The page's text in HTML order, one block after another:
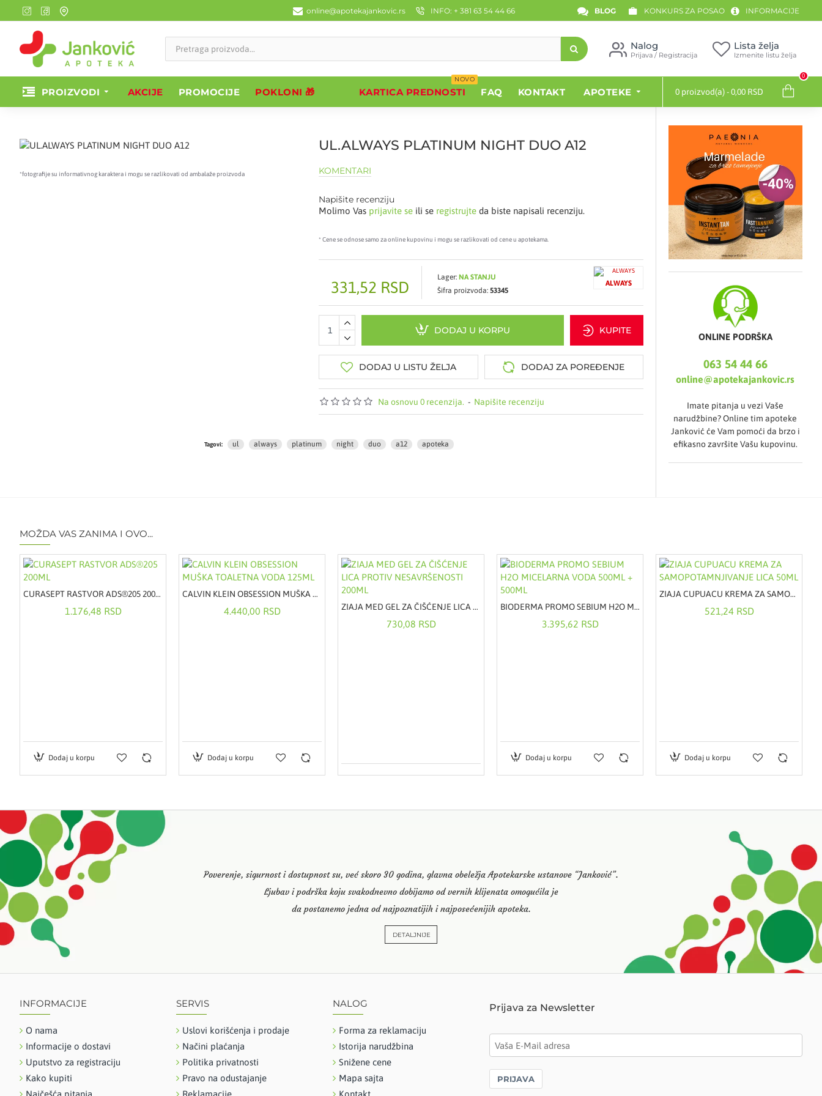
online@apotekajankovic.rs INFO: + 381 63 54 44 66 BLOG KONKURS ZA POSAO INFORMACIJE
Nalog
Prijava / Registracija
Lista želja
Izmenite listu želja
PROIZVODI AKCIJE PROMOCIJE POKLONI 🎁 KARTICA PREDNOSTI
NOVO
FAQ KONTAKT APOTEKE 0 proizvod(a) - 0,00 RSD
0
*fotografije su informativnog karaktera i mogu se razlikovati od ambalaže proizvoda
UL.ALWAYS PLATINUM NIGHT DUO A12
KOMENTARI
Napišite recenziju
Molimo Vas prijavite se ili se registrujte da biste napisali recenziju.
* Cene se odnose samo za online kupovinu i mogu se razlikovati od cene u apotekama.
Na osnovu 0 recenzija. - Napišite recenziju
331,52 RSD
Lager: NA STANJU
Šifra proizvoda: 53345
ALWAYS
DODAJ U KORPU KUPITE
DODAJ U LISTU ŽELJA DODAJ ZA POREĐENJE
Tagovi: ul always platinum night duo a12 apoteka
ONLINE PODRŠKA
063 54 44 66
online@apotekajankovic.rs
Imate pitanja u vezi Vaše
narudžbine? Online tim apoteke
Janković će Vam pomoći da brzo i
efikasno završite Vašu kupovinu.
MOŽDA VAS ZANIMA I OVO...
CURASEPT RASTVOR ADS®205 200ML
1.176,48 RSD
Dodaj u korpu
CALVIN KLEIN OBSESSION MUŠKA TOALETNA VODA 125ML
4.440,00 RSD
Dodaj u korpu
ZIAJA MED GEL ZA ČIŠĆENJE LICA PROTIV NESAVRŠENOSTI 200ML
730,08 RSD
BIODERMA PROMO SEBIUM H2O MICELARNA VODA 500ML + 500ML
3.395,62 RSD
Dodaj u korpu
ZIAJA CUPUACU KREMA ZA SAMOPOTAMNJIVANJE LICA 50ML
521,24 RSD
Dodaj u korpu
Poverenje, sigurnost i dostupnost su, već skoro 30 godina, glavna obeležja Apotekarske ustanove “Janković”.
Ljubav i podrška koju svakodnevno dobijamo od vernih klijenata omogućila je
da postanemo jedna od najpoznatijih i najposećenijih apoteka.
DETALJNIJE
INFORMACIJE
O nama
Informacije o dostavi
Uputstvo za registraciju
Kako kupiti
Najčešća pitanja
SERVIS
Uslovi korišćenja i prodaje
Načini plaćanja
Politika privatnosti
Pravo na odustajanje
Reklamacije
NALOG
Forma za reklamaciju
Istorija narudžbina
Snižene cene
Mapa sajta
Kontakt
Prijava za Newsletter
PRIJAVA